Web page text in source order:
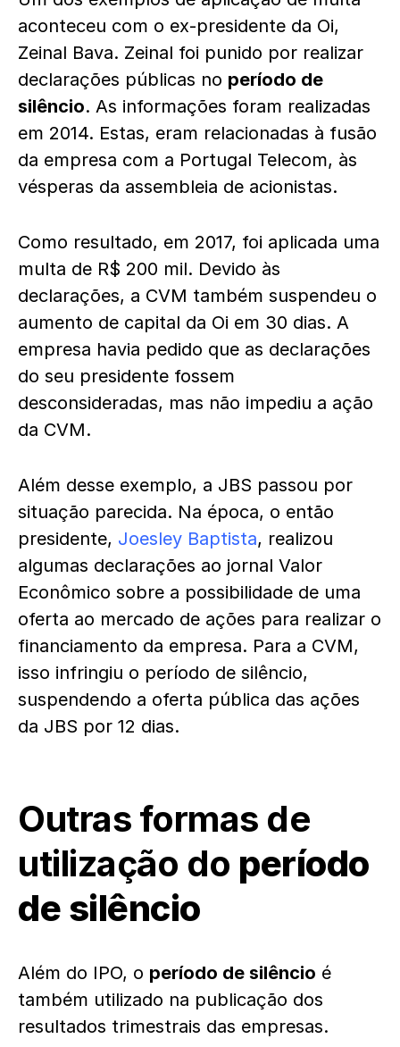
aconteceu com o ex-presidente da Oi,
Zeinal Bava. Zeinal foi punido por realizar
declarações públicas no período de
silêncio. As informações foram realizadas
em 2014. Estas, eram relacionadas à fusão
da empresa com a Portugal Telecom, às
vésperas da assembleia de acionistas.
Como resultado, em 2017, foi aplicada uma
multa de R$ 200 mil. Devido às
declarações, a CVM também suspendeu o
aumento de capital da Oi em 30 dias. A
empresa havia pedido que as declarações
do seu presidente fossem
desconsideradas, mas não impediu a ação
da CVM.
Além desse exemplo, a JBS passou por
situação parecida. Na época, o então
presidente, Joesley Baptista, realizou
algumas declarações ao jornal Valor
Econômico sobre a possibilidade de uma
oferta ao mercado de ações para realizar o
financiamento da empresa. Para a CVM,
isso infringiu o período de silêncio,
suspendendo a oferta pública das ações
da JBS por 12 dias.
Outras formas de
utilização do período
de silêncio
Além do IPO, o período de silêncio é
também utilizado na publicação dos
resultados trimestrais das empresas.